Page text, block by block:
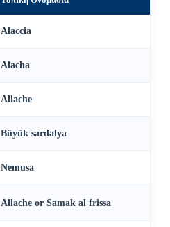
Alaccia
Alacha
Allache
Büyük sardalya
Nemusa
Allache or Samak al frissa